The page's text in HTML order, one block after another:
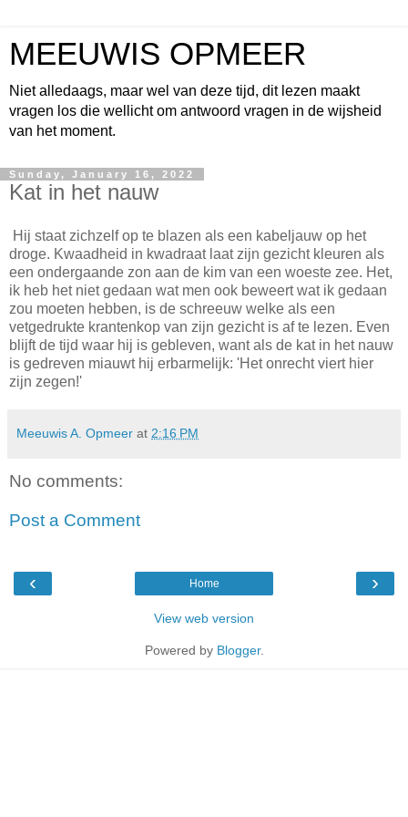
MEEUWIS OPMEER
Niet alledaags, maar wel van deze tijd, dit lezen maakt
vragen los die wellicht om antwoord vragen in de wijsheid
van het moment.
Sunday, January 16, 2022
Kat in het nauw
Hij staat zichzelf op te blazen als een kabeljauw op het
droge. Kwaadheid in kwadraat laat zijn gezicht kleuren als
een ondergaande zon aan de kim van een woeste zee. Het,
ik heb het niet gedaan wat men ook beweert wat ik gedaan
zou moeten hebben, is de schreeuw welke als een
vetgedrukte krantenkop van zijn gezicht is af te lezen. Even
blijft de tijd waar hij is gebleven, want als de kat in het nauw
is gedreven miauwt hij erbarmelijk: 'Het onrecht viert hier
zijn zegen!'
Meeuwis A. Opmeer at 2:16 PM
No comments:
Post a Comment
‹ ›
Home
View web version
Powered by Blogger.